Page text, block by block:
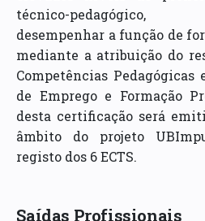
técnico-
desempenhar a função de
mediante a atribuição do
Competências
de Emprego e Formação
desta certificação será
âmbito do projeto
registo dos 6 ECTS.
Saídas Profissionais